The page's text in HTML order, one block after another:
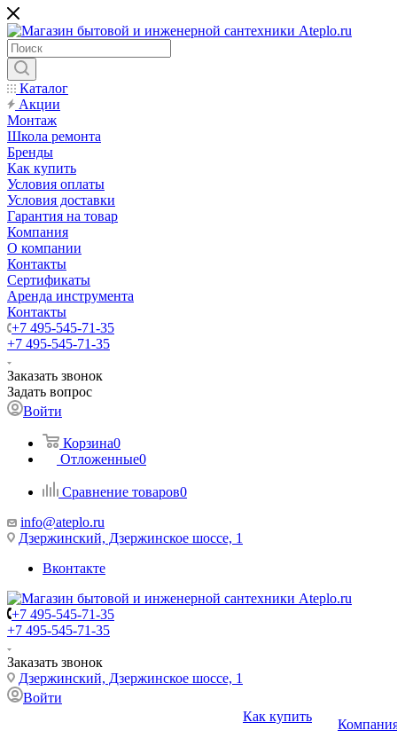
Каталог
Акции
Монтаж
Школа ремонта
Бренды
Как купить
Условия оплаты
Условия доставки
Гарантия на товар
Компания
О компании
Контакты
Сертификаты
Аренда инструмента
Контакты
+7 495-545-71-35
+7 495-545-71-35
Заказать звонок
Задать вопрос
Войти
Корзина0
Отложенные0
Сравнение товаров0
info@ateplo.ru
Дзержинский, Дзержинское шоссе, 1
Вконтакте
+7 495-545-71-35
+7 495-545-71-35
Заказать звонок
Дзержинский, Дзержинское шоссе, 1
Войти
Как купить